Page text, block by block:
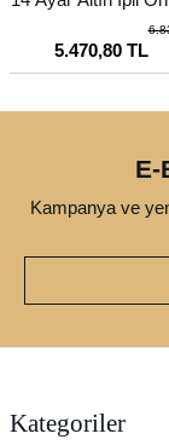
5.470,80 TL
E-
Kampanya ve
Kategoriler